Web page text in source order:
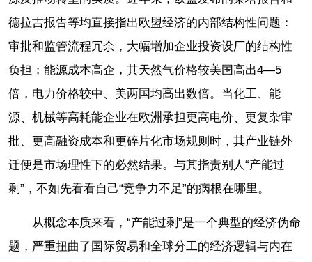
德拉吉报告等均直接指出欧盟经济的内部结构性问题：
审批和监管流程冗余，大幅增加企业投资设厂的结构性
负担；能源成本高企，其天然气价格较美国高出4—5
倍，电力价格较中、美两国均高出数倍。当化工、能
源、机械等高耗能企业在欧洲承担更高电价、更复杂审
批、更高融资成本和更碎片化市场规则时，其产业链外
迁便是市场理性下的必然结果。与其指责别人“产能过
剩”，不如先看看自己“竞争力不足”的病根在哪里。
从概念本质来看，“产能过剩”是一个典型的经济伪命
题，严重扭曲了国际贸易和全球分工的经济逻辑与内在